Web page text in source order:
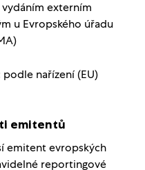
externím
u Evropského úřadu
podle nařízení (EU)
emitentů
emitent evropských
reportingové